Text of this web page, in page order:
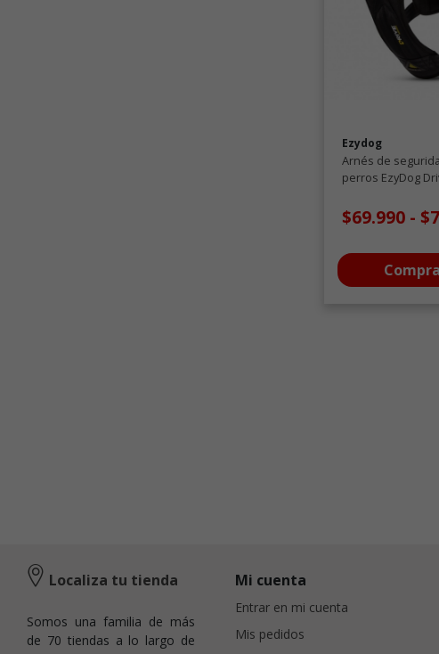
Ezydog
Arnés de
perros EzyDog
$69.990 -
Localiza tu tienda
Somos una familia de más
de 70 tiendas a lo largo de
Mi cuenta
Entrar en mi cuenta
Mis pedidos